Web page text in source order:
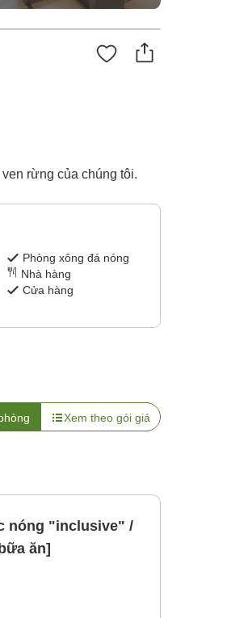
rừng của chúng tôi.
Phòng xông đá nóng
Nhà hàng
Cửa hàng
Xem theo gói giá
nóng "inclusive" /
ăn]